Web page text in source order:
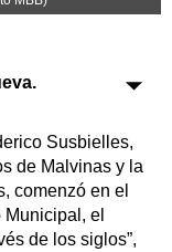
Susbielles,
de Malvinas y la
comenzó en el
el
de los siglos”,